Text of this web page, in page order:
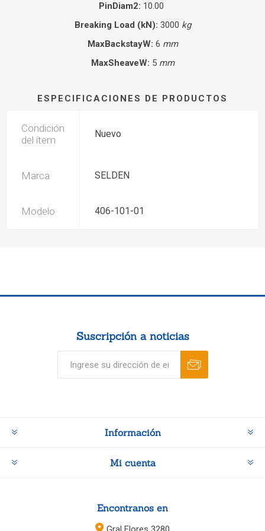
PinDiam2: 10.00
Breaking Load (kN): 3000 kg
MaxBackstayW: 6 mm
MaxSheaveW: 5 mm
ESPECIFICACIONES DE PRODUCTOS
Condición
del ítem
Nuevo
Marca SELDEN
Modelo 406-101-01
Suscripción a noticias
Información
Mi cuenta
Encontranos en